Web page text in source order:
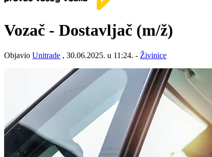
Vozač - Dostavljač (m/ž)
Objavio Unitrade , 30.06.2025. u 11:24. - Živinice